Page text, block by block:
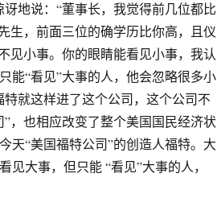
地说：“董事长，我觉得前几位都比
生，前面三位的确学历比你高，且仪
见小事。你的眼睛能看见小事，我认
能“看见”大事的人，他会忽略很多小
就这样进了这个公司，这个公司不
，也相应改变了整个美国国民经济状
天“美国福特公司”的创造人福特。大
大事，但只能 “看见”大事的人，